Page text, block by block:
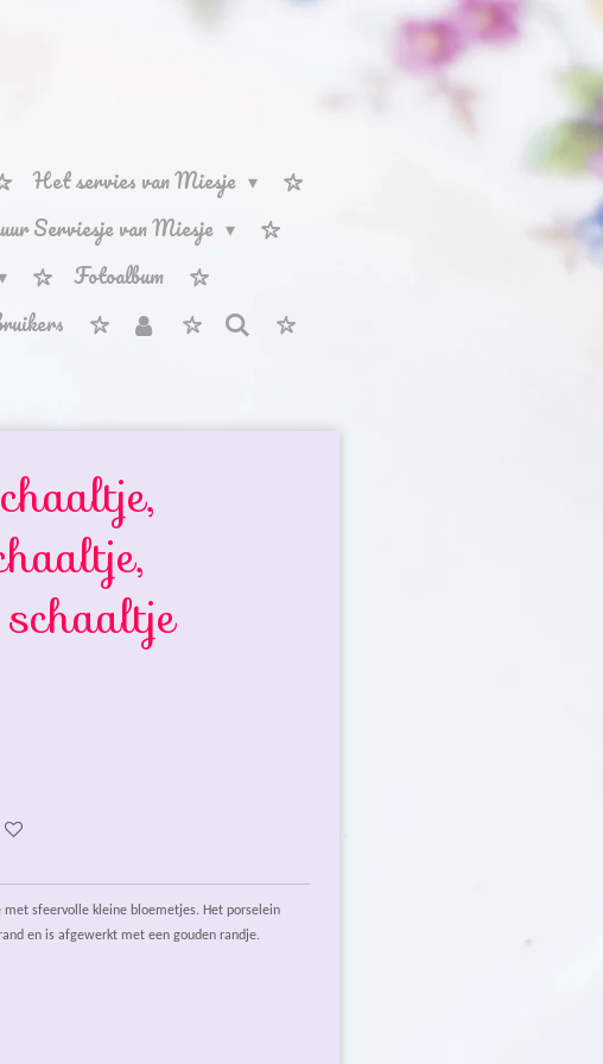
Het servies van Miesje
Serviesje van Miesje
Fotoalbum
met sfeervolle kleine bloemetjes. Het porselein
en is afgewerkt met een gouden randje.